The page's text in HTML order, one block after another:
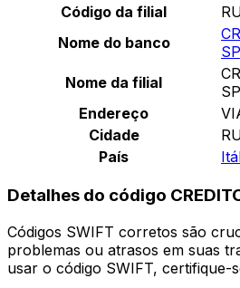
Código da filial
Nome do banco
Nome da filial
Endereço
Cidade
País
Detalhes do código
Códigos SWIFT corretos são
problemas ou atrasos em suas
usar o código SWIFT, certifique-